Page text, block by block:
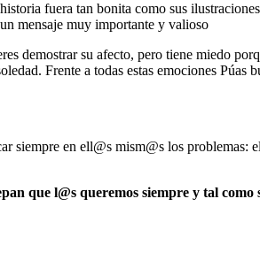
fuera tan bonita como sus
mensaje muy importante y valioso
demostrar su afecto, pero tiene miedo
Frente a todas estas emociones
siempre en ell@s mism@s los
que l@s queremos siempre y tal